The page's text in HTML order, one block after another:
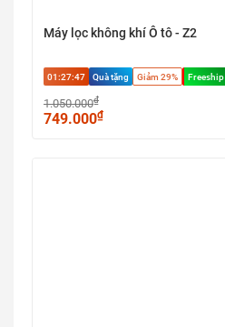
Máy lọc không khí Ô tô - Z2
01:27:47 Quà tặng Giảm 29% Freeship
1.050.000₫
749.000₫